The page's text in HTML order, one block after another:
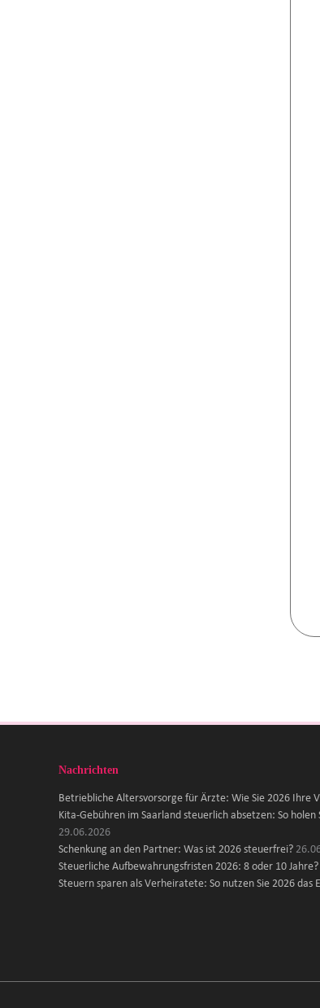
Nachrichten
Betriebliche Altersvorsorge für Ärzte: Wie Sie 2026 Ihre
Kita-Gebühren im Saarland steuerlich absetzen: So holen
29.06.2026
Schenkung an den Partner: Was ist 2026 steuerfrei?
Steuerliche Aufbewahrungsfristen 2026: 8 oder 10
Steuern sparen als Verheiratete: So nutzen Sie 2026